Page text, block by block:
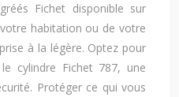
Fichet disponible sur
habitation ou de votre
à la légère. Optez pour
cylindre Fichet 787, une
Protéger ce qui vous